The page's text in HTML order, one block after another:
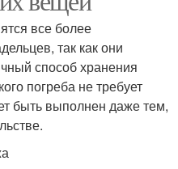
все более
так как они
способ хранения
погреба не требует
быть выполнен даже тем,